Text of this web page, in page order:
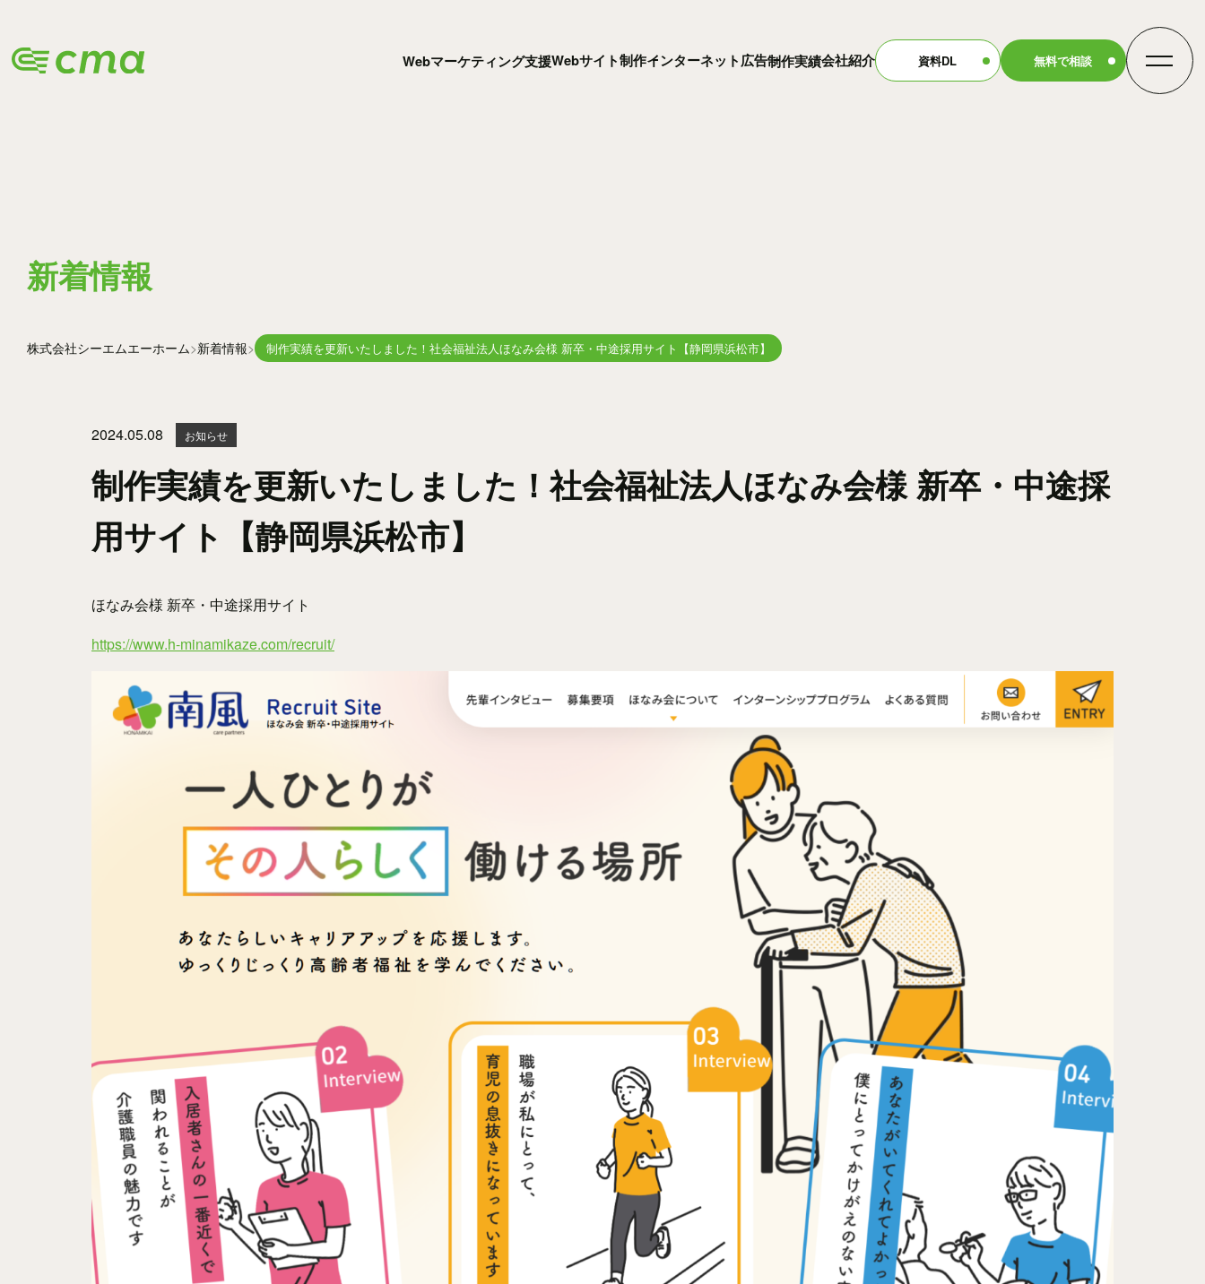
Webマーケティング支援Webサイト制作インターネット広告制作実績会社紹介 資料DL 無料で相談
新着情報
株式会社シーエムエーホーム 新着情報 制作実績を更新いたしました！社会福祉法人ほなみ会様 新卒・中途採用サイト【静岡県浜松市】
2024.05.08 お知らせ
制作実績を更新いたしました！社会福祉法人ほなみ会様 新卒・中途採
用サイト【静岡県浜松市】
ほなみ会様 新卒・中途採用サイト
https://www.h-minamikaze.com/recruit/